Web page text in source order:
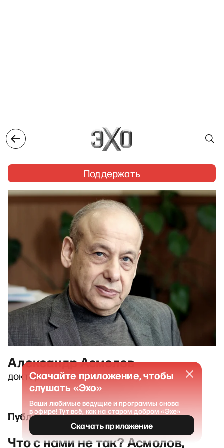
Поддержать
Александр Асмолов
доктор психологических наук
Публикации и выпуски
Что с нами не так? Асмолов,
Скачайте приложение, чтобы
слушать «Эхо»
Ваши любимые ведущие и программы снова
в эфире! Тут всё, как на старом добром «Эхе»
Скачать приложение